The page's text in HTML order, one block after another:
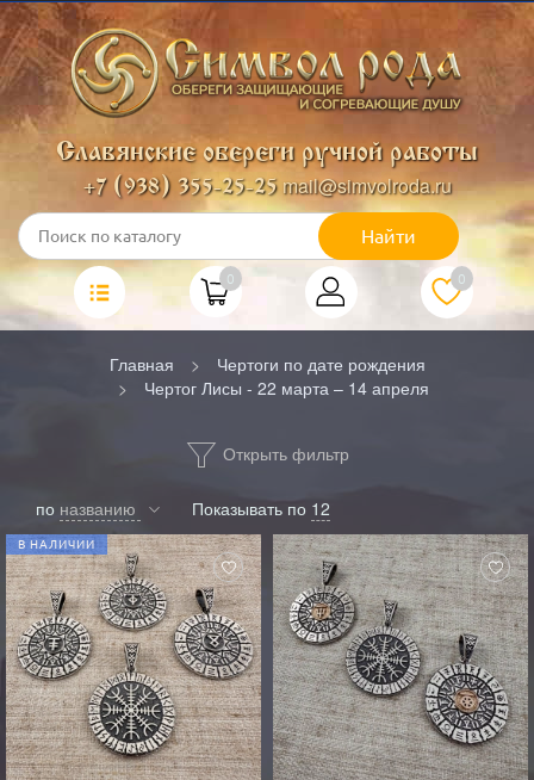
Славянские обереги ручной работы
+7 (938) 355-25-25 mail@simvolroda.ru
Найти
0 0
Главная
Чертоги по дате рождения
Чертог Лисы - 22 марта – 14 апреля
Открыть фильтр
по названию Показывать по 12
В НАЛИЧИИ